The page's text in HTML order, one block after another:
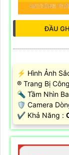
ĐẦU
️⚡ Hình Ảnh
®️ Trang Bị
🔦 Tầm Nhìn
🛡 Camera
️✔️ Khả Năng :